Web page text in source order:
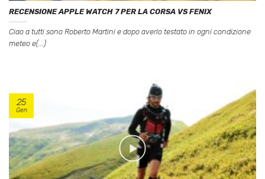
RECENSIONE APPLE WATCH 7 PER LA CORSA VS FENIX
Ciao a tutti sono Roberto Martini e dopo averlo testato in ogni condizione
meteo e(...)
25
Gen